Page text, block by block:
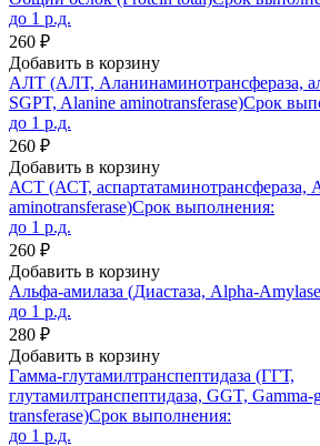
до 1 р.д.
260 ₽
Добавить в корзину
АЛТ (АЛТ, Аланинаминотрансфераза,
SGPT, Alanine aminotransferase)Срок
до 1 р.д.
260 ₽
Добавить в корзину
АСТ (АСТ, аспартатаминотрансфераза,
aminotransferase)Срок выполнения:
до 1 р.д.
260 ₽
Добавить в корзину
Альфа-амилаза (Диастаза, Alpha-
до 1 р.д.
280 ₽
Добавить в корзину
Гамма-глутамилтранспептидаза (ГГТ,
глутамилтранспептидаза, GGT, Gamma-
transferase)Срок выполнения:
до 1 р.д.